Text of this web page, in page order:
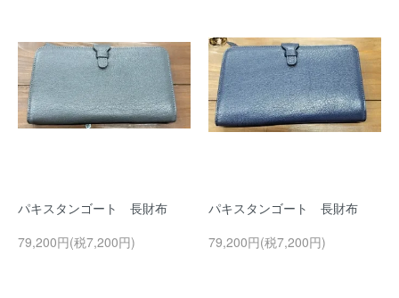
パキスタンゴート 長財布
79,200円(税7,200円)
パキスタンゴート 長財布
79,200円(税7,200円)